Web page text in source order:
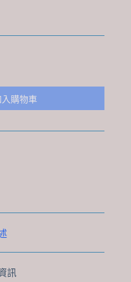
入購物車
訊